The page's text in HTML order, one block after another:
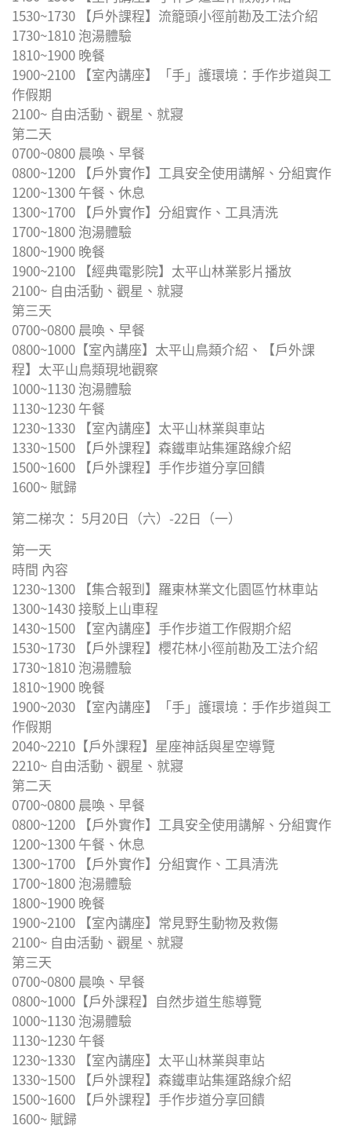
1530~1730 【戶外課程】流籠頭小徑前勘及工法介紹
1730~1810 泡湯體驗
1810~1900 晚餐
1900~2100 【室內講座】「手」護環境：手作步道與工
作假期
2100~ 自由活動、觀星、就寢
第二天
0700~0800 晨喚、早餐
0800~1200 【戶外實作】工具安全使用講解、分組實作
1200~1300 午餐、休息
1300~1700 【戶外實作】分組實作、工具清洗
1700~1800 泡湯體驗
1800~1900 晚餐
1900~2100 【經典電影院】太平山林業影片播放
2100~ 自由活動、觀星、就寢
第三天
0700~0800 晨喚、早餐
0800~1000【室內講座】太平山鳥類介紹、【戶外課
程】太平山鳥類現地觀察
1000~1130 泡湯體驗
1130~1230 午餐
1230~1330 【室內講座】太平山林業與車站
1330~1500 【戶外課程】森鐵車站集運路線介紹
1500~1600 【戶外課程】手作步道分享回饋
1600~ 賦歸
第二梯次： 5月20日（六）-22日（一）
第一天
時間 內容
1230~1300 【集合報到】羅東林業文化園區竹林車站
1300~1430 接駁上山車程
1430~1500 【室內講座】手作步道工作假期介紹
1530~1730 【戶外課程】櫻花林小徑前勘及工法介紹
1730~1810 泡湯體驗
1810~1900 晚餐
1900~2030 【室內講座】「手」護環境：手作步道與工
作假期
2040~2210【戶外課程】星座神話與星空導覽
2210~ 自由活動、觀星、就寢
第二天
0700~0800 晨喚、早餐
0800~1200 【戶外實作】工具安全使用講解、分組實作
1200~1300 午餐、休息
1300~1700 【戶外實作】分組實作、工具清洗
1700~1800 泡湯體驗
1800~1900 晚餐
1900~2100 【室內講座】常見野生動物及救傷
2100~ 自由活動、觀星、就寢
第三天
0700~0800 晨喚、早餐
0800~1000【戶外課程】自然步道生態導覽
1000~1130 泡湯體驗
1130~1230 午餐
1230~1330 【室內講座】太平山林業與車站
1330~1500 【戶外課程】森鐵車站集運路線介紹
1500~1600 【戶外課程】手作步道分享回饋
1600~ 賦歸